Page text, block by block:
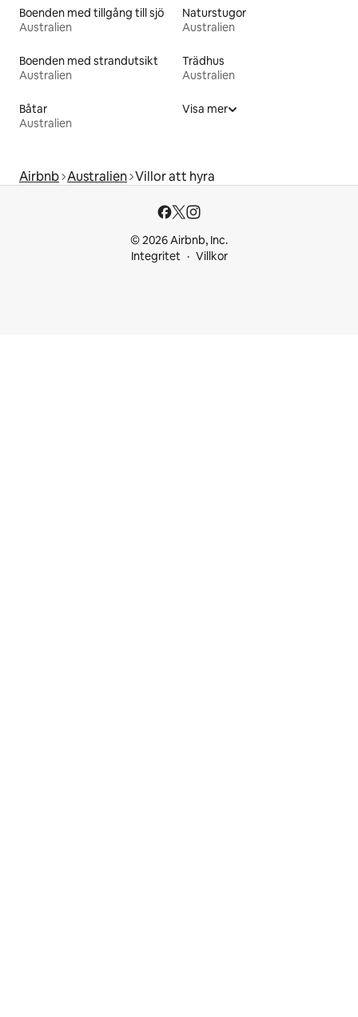
Boenden med tillgång till sjö
Australien
Naturstugor
Australien
Boenden med strandutsikt
Australien
Trädhus
Australien
Båtar
Australien
Visa mer
Airbnb Australien Villor att hyra
© 2026 Airbnb, Inc.
Integritet
Villkor